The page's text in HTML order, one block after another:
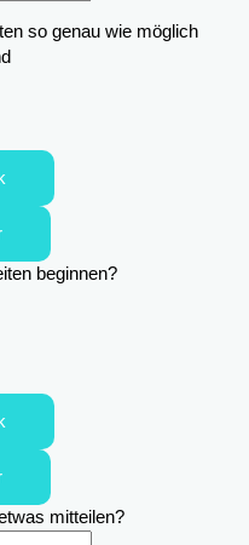
so genau wie möglich
beginnen?
mitteilen?